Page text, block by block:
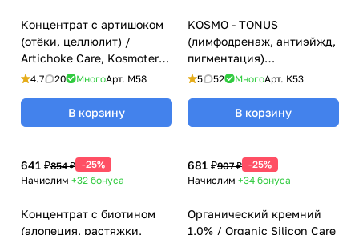
Концентрат с артишоком
(отёки, целлюлит) /
Artichoke Care, Kosmoteros
(Космотерос), 6 мл
4.7 20 МногоАрт. M58
В корзину
KOSMO - TONUS
(лимфодренаж, антиэйжд,
пигментация)
мезококтейль с рутинном
(Космотерос), 6 мл
5 52 МногоАрт. K53
В корзину
641 ₽854 ₽ -25%
Начислим +32 бонуса
Концентрат с биотином
(алопеция, растяжки,
681 ₽907 ₽ -25%
Начислим +34 бонуса
Органический кремний
1,0% / Organic Silicon Care